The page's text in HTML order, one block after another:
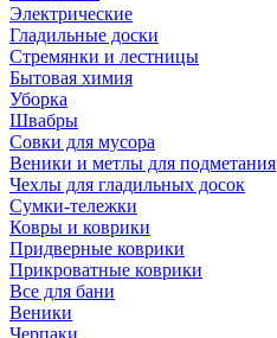
Электрические
Гладильные доски
Стремянки и лестницы
Бытовая химия
Уборка
Швабры
Совки для мусора
Веники и метлы для подметания
Чехлы для гладильных досок
Сумки-тележки
Ковры и коврики
Придверные коврики
Прикроватные коврики
Все для бани
Веники
Черпаки